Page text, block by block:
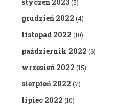
(5)
grudzień 2022 (4)
listopad 2022 (10)
październik 2022 (6)
wrzesień 2022 (15)
sierpień 2022 (7)
lipiec 2022 (10)